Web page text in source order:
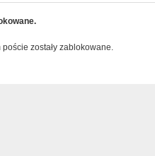
zostały zablokowane.